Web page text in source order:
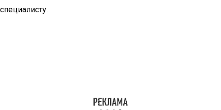
специалисту.